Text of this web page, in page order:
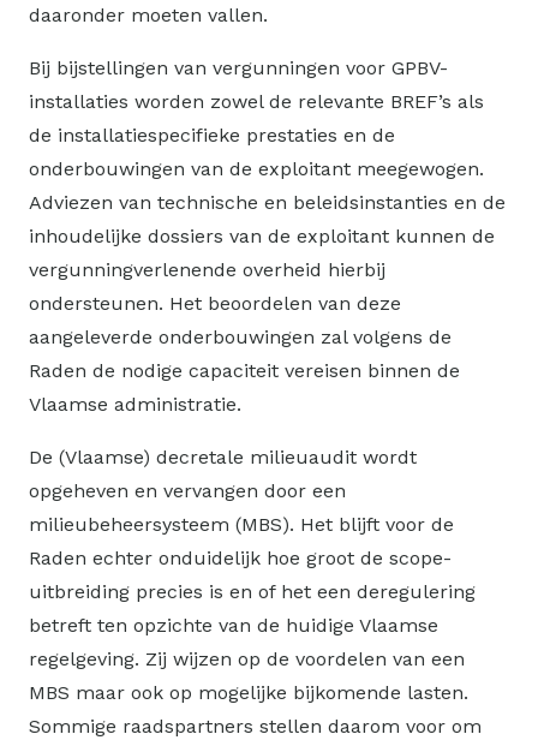
daaronder moeten vallen.
Bij bijstellingen van vergunningen voor GPBV-
installaties worden zowel de relevante BREF’s als
de installatiespecifieke prestaties en de
onderbouwingen van de exploitant meegewogen.
Adviezen van technische en beleidsinstanties en de
inhoudelijke dossiers van de exploitant kunnen de
vergunningverlenende overheid hierbij
ondersteunen. Het beoordelen van deze
aangeleverde onderbouwingen zal volgens de
Raden de nodige capaciteit vereisen binnen de
Vlaamse administratie.
De (Vlaamse) decretale milieuaudit wordt
opgeheven en vervangen door een
milieubeheersysteem (MBS). Het blijft voor de
Raden echter onduidelijk hoe groot de scope-
uitbreiding precies is en of het een deregulering
betreft ten opzichte van de huidige Vlaamse
regelgeving. Zij wijzen op de voordelen van een
MBS maar ook op mogelijke bijkomende lasten.
Sommige raadspartners stellen daarom voor om